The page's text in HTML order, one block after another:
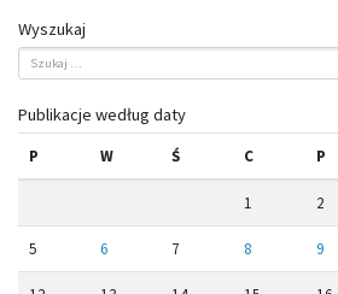
Wyszukaj
Publikacje według daty
P W Ś C P
1 2
5 6 7 8 9